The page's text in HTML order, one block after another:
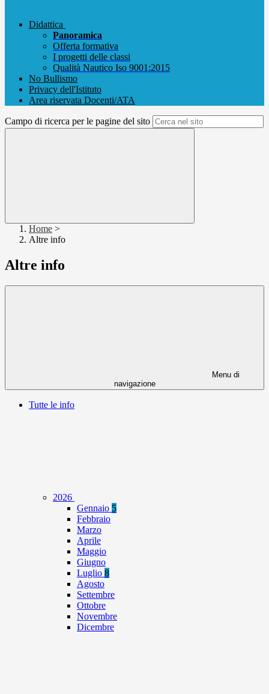
Didattica
Panoramica
Offerta formativa
I progetti delle classi
Qualità Nautico Iso 9001:2015
No Bullismo
Privacy dell'Istituto
Area riservata Docenti/ATA
Campo di ricerca per le pagine del sito
Home >
Altre info
Altre info
Menu di
navigazione
Tutte le info
2026
Gennaio 5
Febbraio
Marzo
Aprile
Maggio
Giugno
Luglio 8
Agosto
Settembre
Ottobre
Novembre
Dicembre